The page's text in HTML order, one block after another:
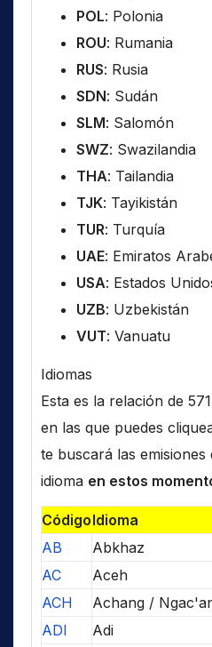
POL: Polonia
ROU: Rumania
RUS: Rusia
SDN: Sudán
SLM: Salomón
SWZ: Swazilandia
THA: Tailandia
TJK: Tayikistán
TUR: Turquía
UAE: Emiratos
USA: Estados
UZB: Uzbekistán
VUT: Vanuatu
Idiomas
Esta es la relación de
en las que puedes
te buscará las emisiones
idioma en estos
CódigoIdioma
AB
Abkhaz
AC
Aceh
ACH
Achang /
ADI
Adi